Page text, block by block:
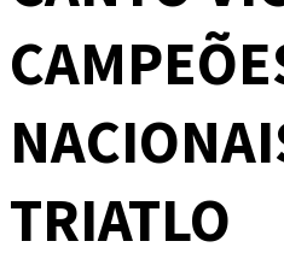
TRIATLO